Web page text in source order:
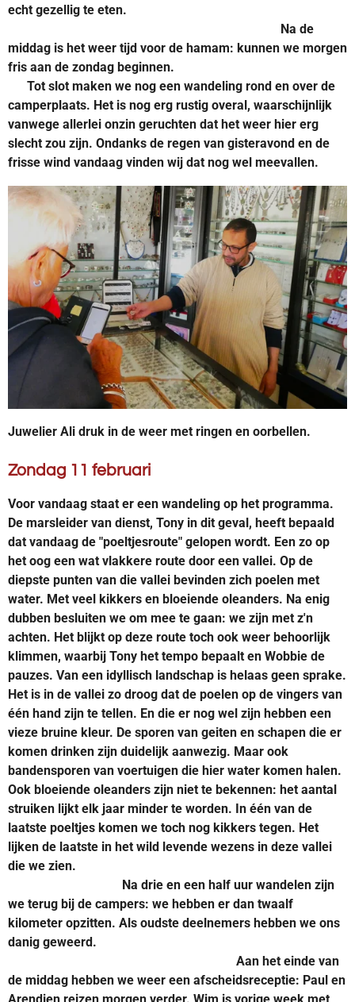
echt gezellig te eten.
Na de
middag is het weer tijd voor de hamam: kunnen we morgen
fris aan de zondag beginnen.
Tot slot maken we nog een wandeling rond en over de
camperplaats. Het is nog erg rustig overal, waarschijnlijk
vanwege allerlei onzin geruchten dat het weer hier erg
slecht zou zijn. Ondanks de regen van gisteravond en de
frisse wind vandaag vinden wij dat nog wel meevallen.
Juwelier Ali druk in de weer met ringen en oorbellen.
Zondag 11 februari
Voor vandaag staat er een wandeling op het programma.
De marsleider van dienst, Tony in dit geval, heeft bepaald
dat vandaag de "poeltjesroute" gelopen wordt. Een zo op
het oog een wat vlakkere route door een vallei. Op de
diepste punten van die vallei bevinden zich poelen met
water. Met veel kikkers en bloeiende oleanders. Na enig
dubben besluiten we om mee te gaan: we zijn met z'n
achten. Het blijkt op deze route toch ook weer behoorlijk
klimmen, waarbij Tony het tempo bepaalt en Wobbie de
pauzes. Van een idyllisch landschap is helaas geen sprake.
Het is in de vallei zo droog dat de poelen op de vingers van
één hand zijn te tellen. En die er nog wel zijn hebben een
vieze bruine kleur. De sporen van geiten en schapen die er
komen drinken zijn duidelijk aanwezig. Maar ook
bandensporen van voertuigen die hier water komen halen.
Ook bloeiende oleanders zijn niet te bekennen: het aantal
struiken lijkt elk jaar minder te worden. In één van de
laatste poeltjes komen we toch nog kikkers tegen. Het
lijken de laatste in het wild levende wezens in deze vallei
die we zien.
Na drie en een half uur wandelen zijn
we terug bij de campers: we hebben er dan twaalf
kilometer opzitten. Als oudste deelnemers hebben we ons
danig geweerd.
Aan het einde van
de middag hebben we weer een afscheidsreceptie: Paul en
Arendien reizen morgen verder. Wim is vorige week met